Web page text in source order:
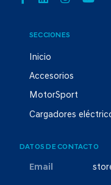
SECCIONES
Inicio
Accesorios
MotorSport
Cargadores
DATOS DE CONTACTO
Email